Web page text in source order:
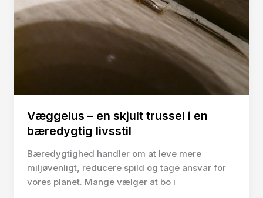
Væggelus – en skjult trussel i en
bæredygtig livsstil
Bæredygtighed handler om at leve mere
miljøvenligt, reducere spild og tage ansvar for
vores planet. Mange vælger at bo i